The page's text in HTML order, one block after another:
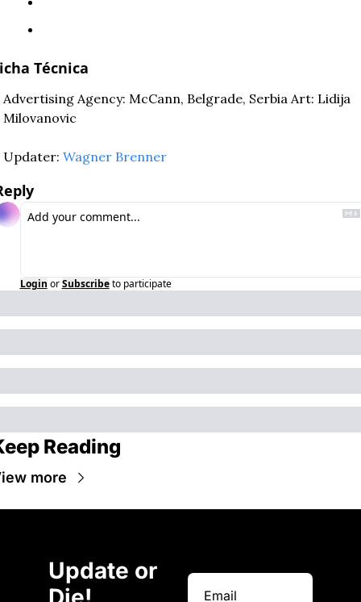
Técnica
Advertising Agency: McCann, Belgrade, Serbia Art: Lidija
Milovanovic
Updater: Wagner Brenner
Login or Subscribe to participate
Reading
more
Update or